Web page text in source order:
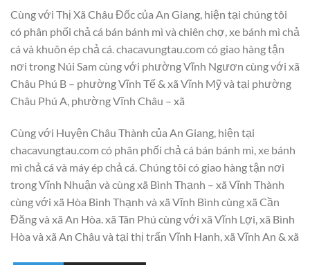
Cùng với Thị Xã Châu Đốc của An Giang, hiện tại chúng tôi
có phân phối chả cá bán bánh mì và chiên chợ, xe bánh mì chả
cá và khuôn ép chả cá. chacavungtau.com có giao hàng tận
nơi trong Núi Sam cùng với phường Vĩnh Ngươn cùng với xã
Châu Phú B – phường Vĩnh Tế & xã Vĩnh Mỹ và tại phường
Châu Phú A, phường Vĩnh Châu – xã
Cùng với Huyện Châu Thành của An Giang, hiện tại
chacavungtau.com có phân phối chả cá bán bánh mì, xe bánh
mì chả cá và máy ép chả cá. Chúng tôi có giao hàng tận nơi
trong Vĩnh Nhuận và cùng xã Bình Thạnh – xã Vĩnh Thành
cùng với xã Hòa Bình Thạnh và xã Vĩnh Bình cùng xã Cần
Đăng và xã An Hòa. xã Tân Phú cùng với xã Vĩnh Lợi, xã Bình
Hòa và xã An Châu và tại thị trấn Vĩnh Hanh, xã Vĩnh An & xã